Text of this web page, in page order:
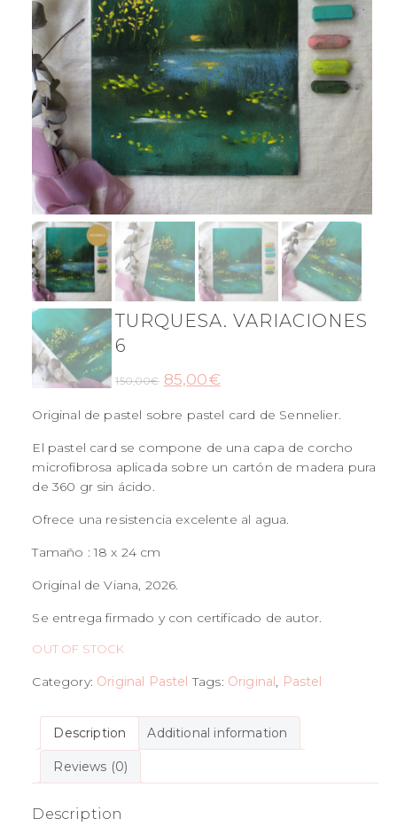
TURQUESA. VARIACIONES
6
150,00€ 85,00€
Original de pastel sobre pastel card de Sennelier.
El pastel card se compone de una capa de corcho
microfibrosa aplicada sobre un cartón de madera pura
de 360 gr sin ácido.
Ofrece una resistencia excelente al agua.
Tamaño : 18 x 24 cm
Original de Viana, 2026.
Se entrega firmado y con certificado de autor.
OUT OF STOCK
Category: Original Pastel Tags: Original Pastel
Description Additional information
Reviews (0)
Description